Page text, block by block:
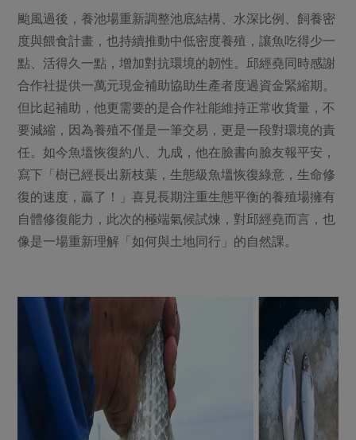
颱風過後，養池場重新調整池底結構、水深比例、飼養密
度與餵食計畫，也持續推動中低密度養殖，讓魚吃得少一
點、活得久一點，增加對抗環境的韌性。邱經堯同時感謝
合作社提供一萬元現金補助協助生產者度過資金緊縮期。
但比起補助，他更需要的是合作社能維持正常收貨量，不
要減縮，因為養殖不僅是一筆交易，更是一段對環境的責
任。如今魚塭恢復約八、九成，他在臉書向臉友報平安，
寫下「樹已經長出新枝葉，生態級魚塭恢復綠意，生命修
復的速度，贏了！」喜見長期注重生態平衡的養殖場擁有
自體修復能力，此次的極端氣候試煉，對邱經堯而言，也
像是一場重新理解「如何與土地同行」的自然課。